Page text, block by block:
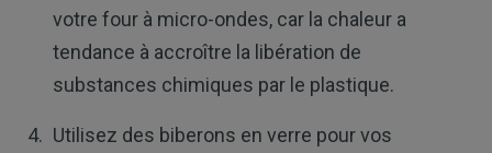
votre four à micro-ondes, car la chaleur a
tendance à accroître la libération de
substances chimiques par le plastique.
Utilisez des biberons en verre pour vos